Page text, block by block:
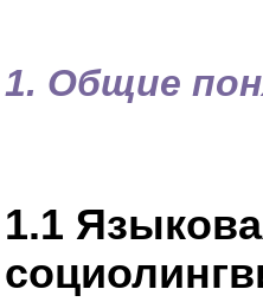
1. Общие
1.1